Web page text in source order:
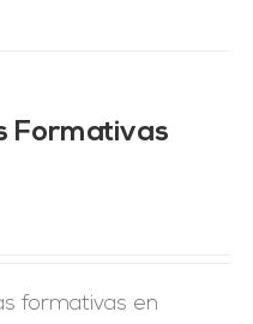
Formativas
formativas en